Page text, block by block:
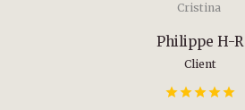
Cristina
Philippe H-R
Client